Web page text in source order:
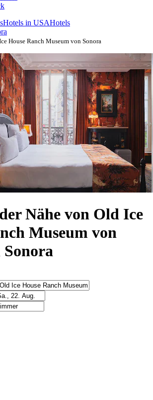
Hotels in USAHotels
House Ranch Museum von Sonora
Nähe von Old Ice
Museum von